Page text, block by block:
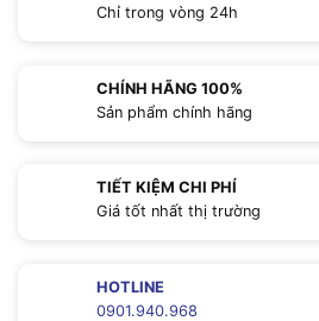
Chỉ trong vòng 24h
CHÍNH HÃNG 100%
Sản phẩm chính hãng
TIẾT KIỆM CHI PHÍ
Giá tốt nhất thị trường
HOTLINE
0901.940.968